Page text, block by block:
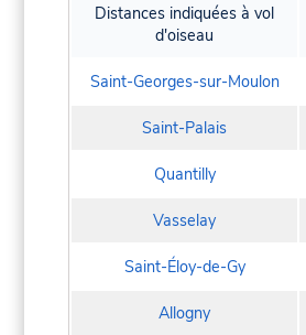
Distances indiquées à vol
d'oiseau
Saint-Georges-sur-Moulon
Saint-Palais
Quantilly
Vasselay
Saint-Éloy-de-Gy
Allogny